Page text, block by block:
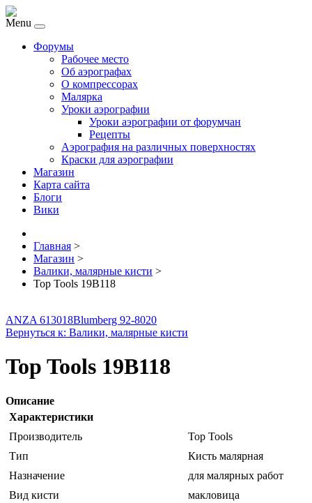
Menu
Форумы
Рабочее место
Об аэрографах
О компрессорах
Малярка
Уроки аэрографии
Уроки аэрографии от форумчан
Рецепты
Аэрография на различных поверхностях
Краски для аэрографии
Магазин
Карта сайта
Блоги
Вики
Главная >
Магазин >
Валики, малярные кисти >
Top Tools 19B118
ANZA 613018Blumberg 92-8020
Вернуться к: Валики, малярные кисти
Top Tools 19B118
Описание
Характеристики
Производитель
Top Tools
Тип
Кисть малярная
Назначение
для малярных работ
Вид кисти
макловица